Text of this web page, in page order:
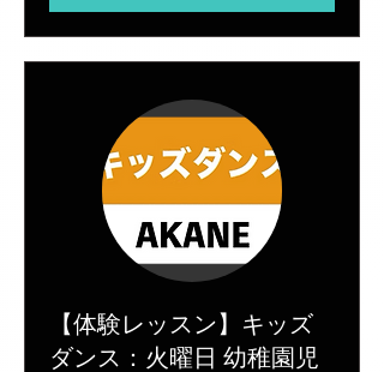
【体験レッスン】キッズ
ダンス：火曜日 幼稚園児